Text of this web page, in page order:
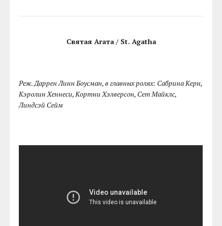
Святая Агата / St. Agatha
Реж. Даррен Линн Боусман, в главных ролях: Сабрина Керн,
Кэролин Хеннеси, Кортни Хэлверсон, Сет Майклс,
Линдсэй Сейм